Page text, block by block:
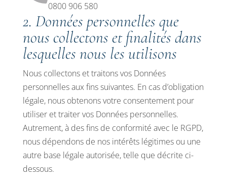
0800 906 580
2. Données personnelles que
nous collectons et finalités dans
lesquelles nous les utilisons
Nous collectons et traitons vos Données
personnelles aux fins suivantes. En cas d’obligation
légale, nous obtenons votre consentement pour
utiliser et traiter vos Données personnelles.
Autrement, à des fins de conformité avec le RGPD,
nous dépendons de nos intérêts légitimes ou une
autre base légale autorisée, telle que décrite ci-
dessous.